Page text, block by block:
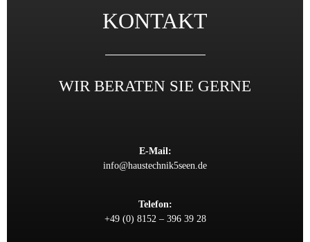
KONTAKT
WIR BERATEN SIE GERNE
E-Mail:
info@haustechnik5seen.de
Telefon:
+49 (0) 8152 – 396 39 28